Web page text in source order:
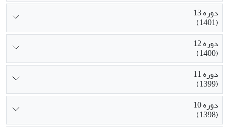
دوره 13
(1401)
دوره 12
(1400)
دوره 11
(1399)
دوره 10
(1398)